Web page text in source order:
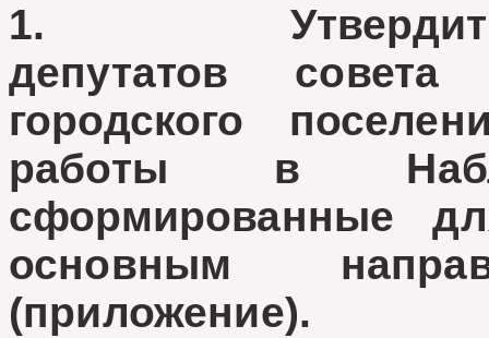
1. Утвердить
депутатов совета
городского
работы в
сформированные
основным
(приложение).